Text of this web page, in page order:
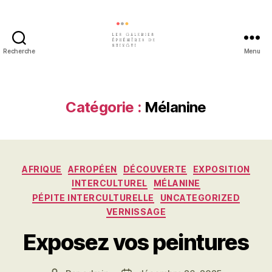
Recherche
de
Shingui
Menu
Catégorie : Mélanine
Catégories
AFRIQUE AFROPÉEN DÉCOUVERTE
EXPOSITION
INTERCULTUREL
MÉLANINE
PÉPITE INTERCULTURELLE
UNCATEGORIZED
VERNISSAGE
Exposez vos peintures